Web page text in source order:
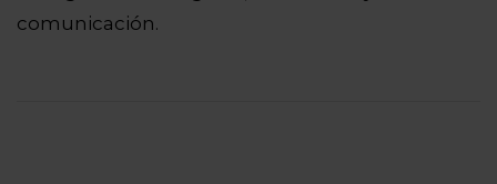
comunicación.